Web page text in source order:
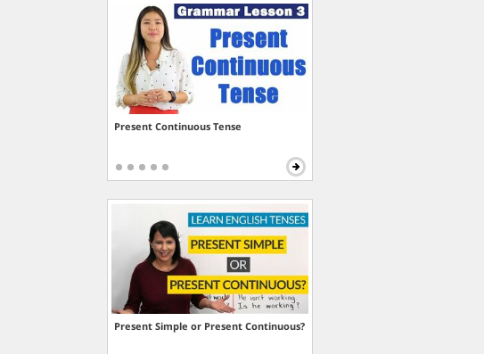
Present Continuous Tense
Present Simple or Present Continuous?